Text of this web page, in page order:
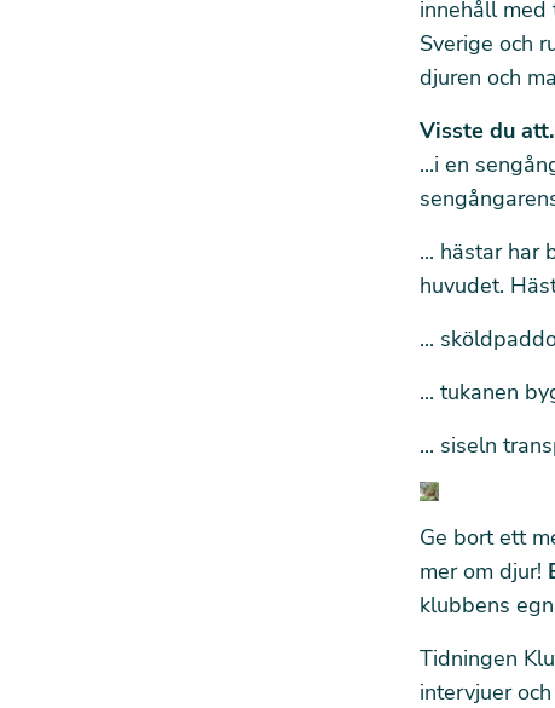
innehåll med
Sverige och
djuren och
Visste du
...i en
... hästarhar
huvudet.
...
... tukanen
... siseln
Ge bort ett
mer om djur!
klubbens
Tidningen
intervjuer